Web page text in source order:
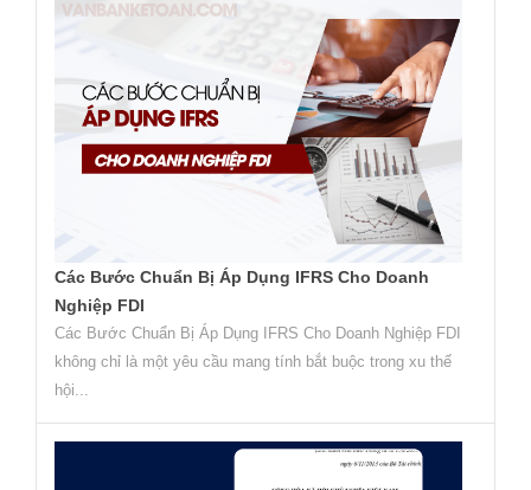
Các Bước Chuẩn Bị Áp Dụng IFRS Cho Doanh
Nghiệp FDI
Các Bước Chuẩn Bị Áp Dụng IFRS Cho Doanh Nghiệp FDI
không chỉ là một yêu cầu mang tính bắt buộc trong xu thế
hội...